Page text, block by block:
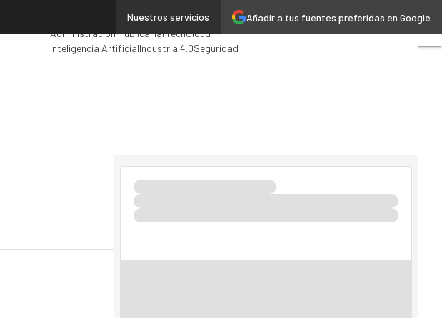
Añadir a tus fuentes preferidas en Google
Nuestros servicios
Premios ComputingAnalytics
Administración PúblicaMarTechCloud
Inteligencia ArtificialIndustria 4.0Seguridad